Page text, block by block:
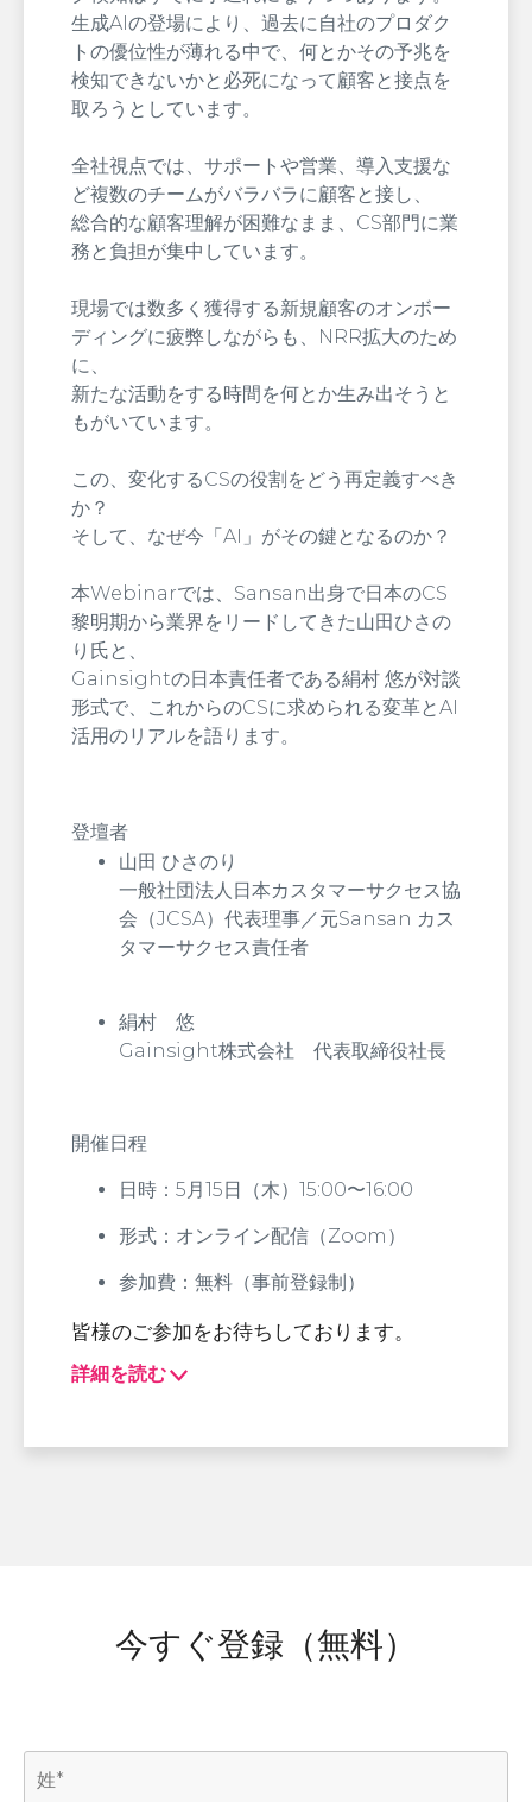
生成AIの登場により、過去に自社のプロダク
トの優位性が薄れる中で、何とかその予兆を
検知できないかと必死になって顧客と接点を
取ろうとしています。
全社視点では、サポートや営業、導入支援な
ど複数のチームがバラバラに顧客と接し、
総合的な顧客理解が困難なまま、CS部門に業
務と負担が集中しています。
現場では数多く獲得する新規顧客のオンボー
ディングに疲弊しながらも、NRR拡大のため
に、
新たな活動をする時間を何とか生み出そうと
もがいています。
この、変化するCSの役割をどう再定義すべき
か？
そして、なぜ今「AI」がその鍵となるのか？
本Webinarでは、Sansan出身で日本のCS
黎明期から業界をリードしてきた山田ひさの
り氏と、
Gainsightの日本責任者である絹村 悠が対談
形式で、これからのCSに求められる変革とAI
活用のリアルを語ります。
登壇者
山田 ひさのり
一般社団法人日本カスタマーサクセス協
会（JCSA）代表理事／元Sansan カス
タマーサクセス責任者
絹村 悠
Gainsight株式会社 代表取締役社長
開催日程
日時：5月15日（木）15:00〜16:00
形式：オンライン配信（Zoom）
参加費：無料（事前登録制）
皆様のご参加をお待ちしております。
詳細を読む
組織横断での“顧客理解”が不十分で、顧
客体験が悪化している
今すぐ登録（無料）